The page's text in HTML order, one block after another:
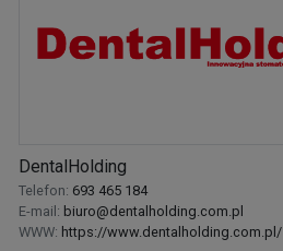
DentalHolding
Telefon: 693 465 184
E-mail: biuro@dentalholding.com.pl
WWW: https://www.dentalholding.com.pl/